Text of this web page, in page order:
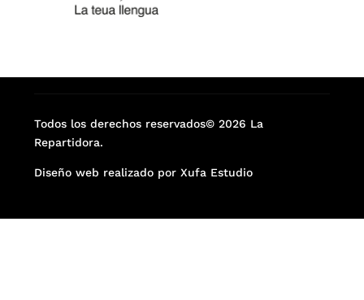
Todos los derechos reservados© 2026 La
Repartidora.
Diseño web realizado por Xufa Estudio